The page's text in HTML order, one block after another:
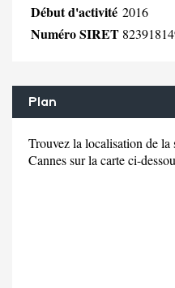
Début d'activité 2016
Numéro SIRET
Plan
Trouvez la localisation de
Cannes sur la carte ci-